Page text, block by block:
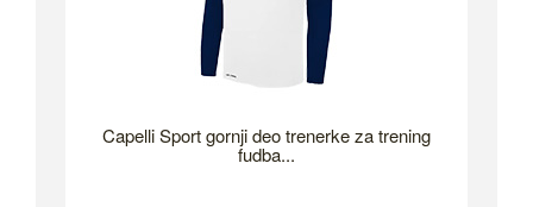
Capelli Sport gornji deo trenerke za trening
fudba...